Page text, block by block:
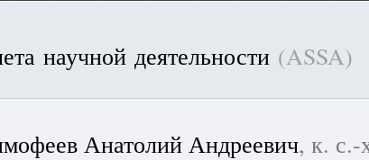
научной деятельности (ASSA)
Анатолий Андреевич, к. с.-